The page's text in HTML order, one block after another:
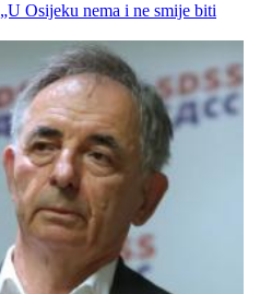
Osijeku nema i ne smije biti